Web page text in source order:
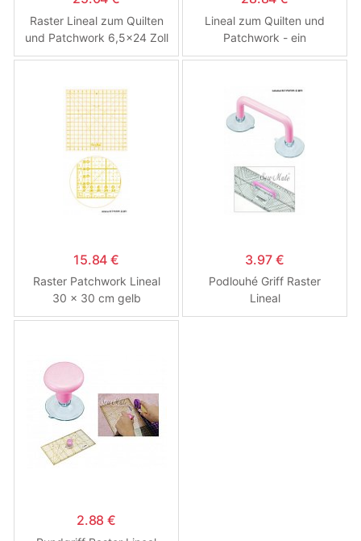
Raster Lineal zum Quilten
und Patchwork 6,5x24 Zoll
Lineal zum Quilten und
Patchwork - ein
Französisch-Kurve cm
15.84 €
Raster Patchwork Lineal
30 x 30 cm gelb
Beschreibung
3.97 €
Podlouhé Griff Raster
Lineal
2.88 €